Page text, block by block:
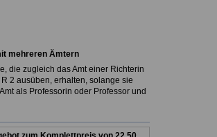
mehreren Ämtern
die zugleich das Amt einer Richterin
2 ausüben, erhalten, solange sie
als Professorin oder Professor und